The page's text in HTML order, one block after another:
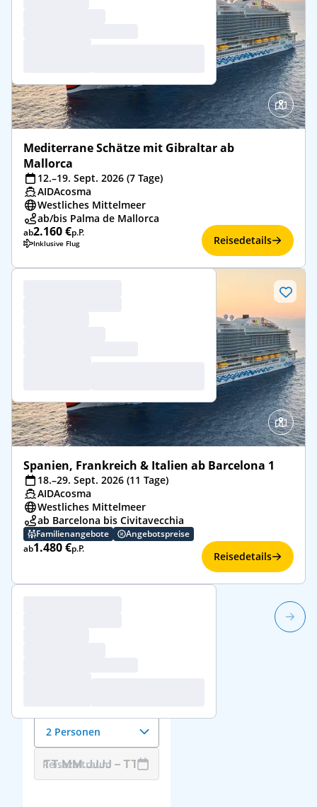
2 Personen
Reisezeitraum
Mediterrane Schätze mit Gibraltar ab
Mallorca
12.–19. Sept. 2026 (7 Tage)
AIDAcosma
Westliches Mittelmeer
ab/bis Palma de Mallorca
ab2.160 €p.P.
Inklusive Flug Reisedetails
Spanien, Frankreich & Italien ab Barcelona 1
18.–29. Sept. 2026 (11 Tage)
AIDAcosma
Westliches Mittelmeer
ab Barcelona bis Civitavecchia
Familienangebote
Angebotspreise
ab1.480 €p.P.
Reisedetails